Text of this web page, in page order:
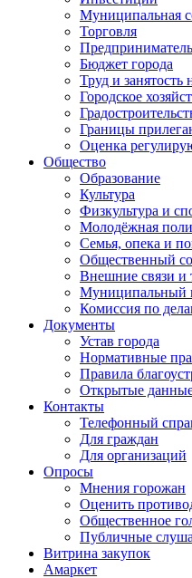
Муниципальная
Торговля
Бюджет города
Труд и занятость
Городское
Границы
Оценка
Общество
Образование
Культура
Физкультура и
Молодёжная
Семья, опека и
Общественный
Внешние связи и
Муниципальный
Комиссия по
Документы
Устав города
Нормативные
Правила
Открытые
Контакты
Телефонный
Для граждан
Для организаций
Опросы
Мнения горожан
Оценить
Общественное
Публичные
Витрина закупок
Амаркет